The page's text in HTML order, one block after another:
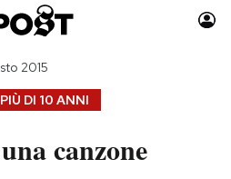
Auto
Moda
DI 10 ANNI
2015
canzone